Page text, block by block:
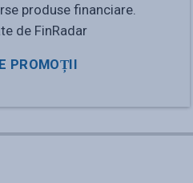
produse financiare.
de FinRadar
PROMOȚII